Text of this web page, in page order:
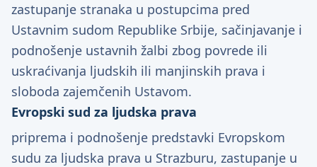
zastupanje stranaka u postupcima pred
Ustavnim sudom Republike Srbije, sačinjavanje i
podnošenje ustavnih žalbi zbog povrede ili
uskraćivanja ljudskih ili manjinskih prava i
sloboda zajemčenih Ustavom.
Evropski sud za ljudska prava
priprema i podnošenje predstavki Evropskom
sudu za ljudska prava u Strazburu, zastupanje u